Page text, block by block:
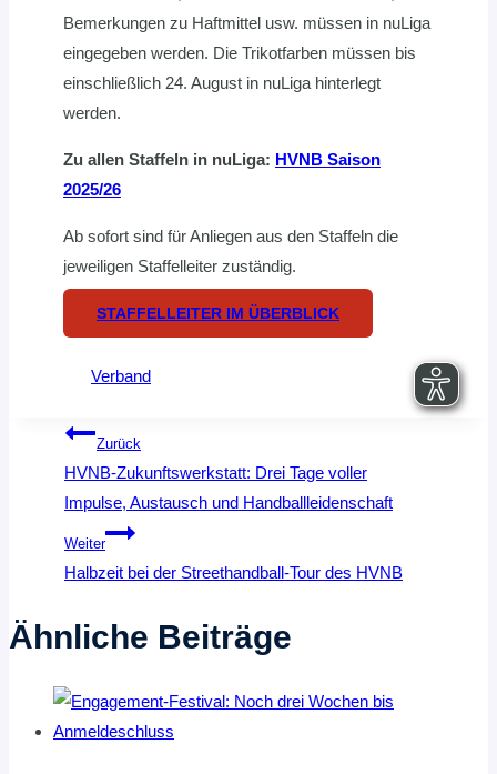
Bemerkungen zu Haftmittel usw. müssen in nuLiga
eingegeben werden. Die Trikotfarben müssen bis
einschließlich 24. August in nuLiga hinterlegt
werden.
Zu allen Staffeln in nuLiga: HVNB Saison
2025/26
Ab sofort sind für Anliegen aus den Staffeln die
jeweiligen Staffelleiter zuständig.
STAFFELLEITER IM ÜBERBLICK
Verband
Beitragsnavigation
Zurück
HVNB-Zukunftswerkstatt: Drei Tage voller
Impulse, Austausch und Handballleidenschaft
Weiter
Halbzeit bei der Streethandball-Tour des HVNB
Ähnliche Beiträge